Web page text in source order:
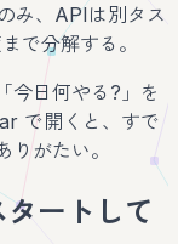
み、APIは別タス
で分解する。
今日何やる?」を
で開くと、すで
がたい。
ートして